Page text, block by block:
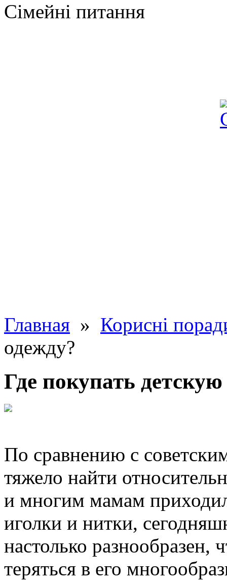
Сімейні питання
Главная » Корисні
одежду?
Где покупать
По сравнению с
тяжело найти
и многим мамам
иголки и нитки,
настолько разнообразен,
теряться в его